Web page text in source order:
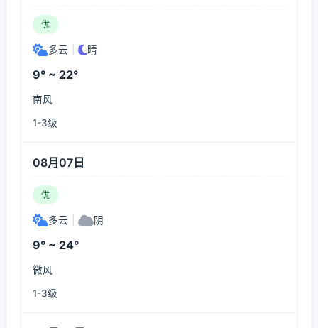
优
多云 晴
9° ~ 22°
南风
1-3级
08月07日
优
多云 阴
9° ~ 24°
微风
1-3级